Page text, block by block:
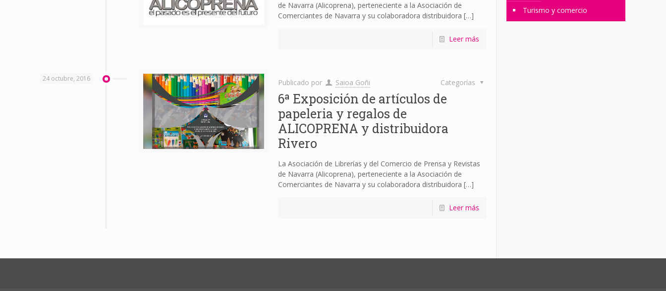
de Navarra (Alicoprena), perteneciente a la Asociación de
Comerciantes de Navarra y su colaboradora distribuidora […]
Leer más
24 octubre, 2016 Publicado por Saioa Goñi Categorías
6ª Exposición de artículos de
papeleria y regalos de
ALICOPRENA y distribuidora
Rivero
La Asociación de Librerías y del Comercio de Prensa y Revistas
de Navarra (Alicoprena), perteneciente a la Asociación de
Comerciantes de Navarra y su colaboradora distribuidora […]
Leer más
Turismo y comercio